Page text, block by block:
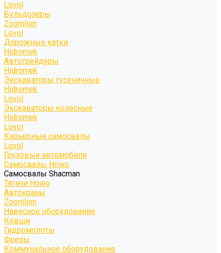
Lovol
Бульдозеры
Zoomlion
Lovol
Дорожные катки
Hidromek
Автогрейдеры
Hidromek
Экскаваторы гусеничные
Hidromek
Lovol
Экскаваторы колесные
Hidromek
Lovol
Карьерные самосвалы
Lovol
Грузовые автомобили
Самосвалы Howo
Самосвалы Shacman
Тягачи Howo
Автокраны
Zoomlion
Навесное оборудование
Ковши
Гидромолоты
Фрезы
Коммунальное оборудование